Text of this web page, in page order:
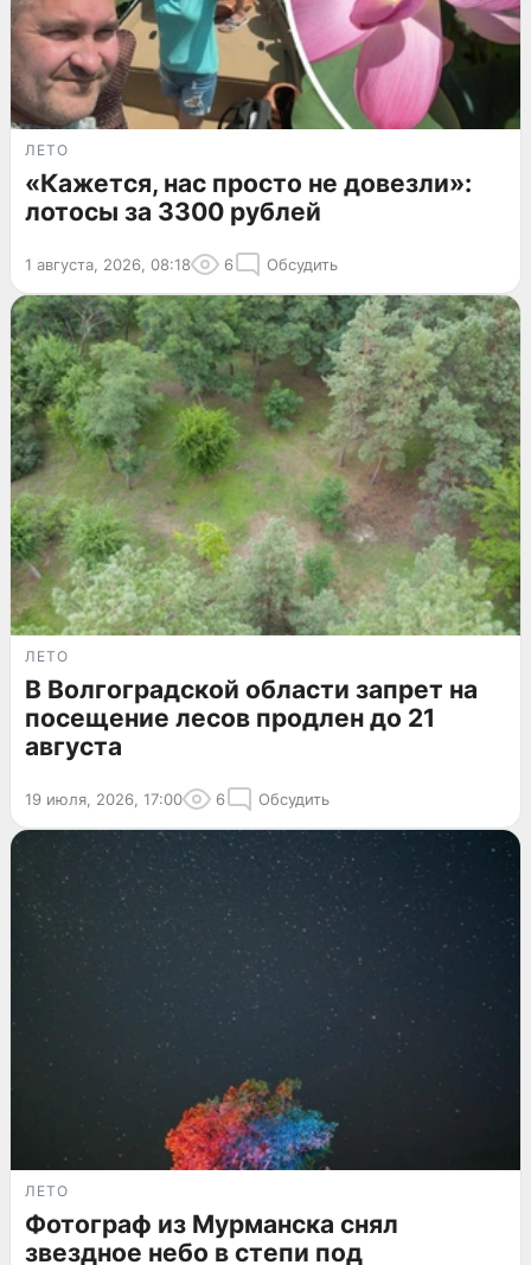
ЛЕТО
«Кажется, нас просто не довезли»:
лотосы за 3300 рублей
1 августа, 2026, 08:18 6 Обсудить
ЛЕТО
В Волгоградской области запрет на
посещение лесов продлен до 21
августа
19 июля, 2026, 17:00 6 Обсудить
ЛЕТО
Фотограф из Мурманска снял
звездное небо в степи под